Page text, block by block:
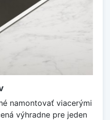
namontovať viacerými
výhradne pre jeden